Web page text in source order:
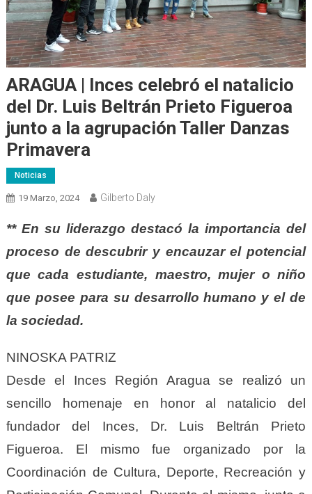
ARAGUA | Inces celebró el natalicio
del Dr. Luis Beltrán Prieto Figueroa
junto a la agrupación Taller Danzas
Primavera
Noticias
19 Marzo, 2024 Gilberto Daly
** En su liderazgo destacó la importancia del
proceso de descubrir y encauzar el potencial
que cada estudiante, maestro, mujer o niño
que posee para su desarrollo humano y el de
la sociedad.
NINOSKA PATRIZ
Desde el Inces Región Aragua se realizó un
sencillo homenaje en honor al natalicio del
fundador del Inces, Dr. Luis Beltrán Prieto
Figueroa. El mismo fue organizado por la
Coordinación de Cultura, Deporte, Recreación y